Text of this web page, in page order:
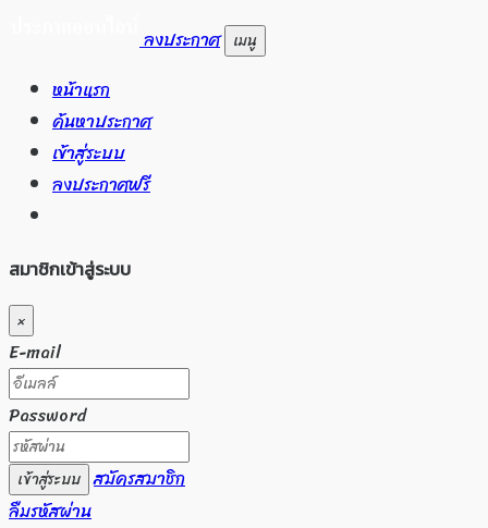
ลงประกาศ เมนู
หน้าแรก
ค้นหาประกาศ
เข้าสู่ระบบ
ลงประกาศฟรี
สมาชิกเข้าสู่ระบบ
×
E-mail
Password
เข้าสู่ระบบ สมัครสมาชิก
ลืมรหัสผ่าน